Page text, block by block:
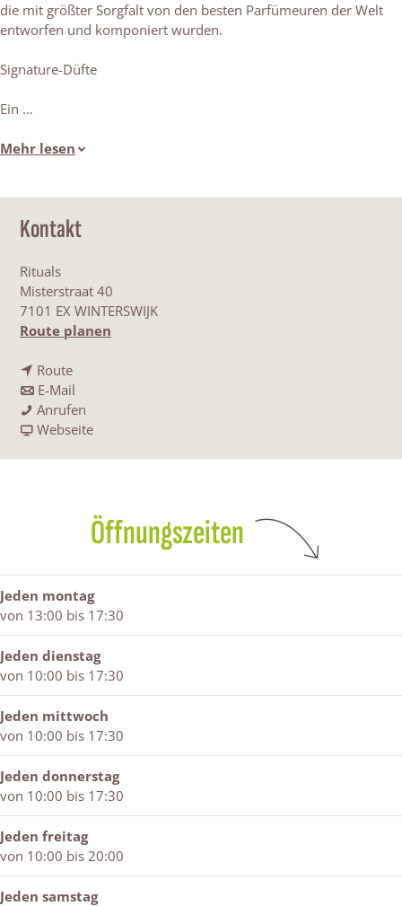
die mit größter Sorgfalt von den besten Parfümeuren der Welt
entworfen und komponiert wurden.
Signature-Düfte
Ein …
Mehr lesen
Kontakt
Rituals
Misterstraat 40
7101 EX WINTERSWIJK
Route planen
Routeb
i
s
R
E-Mail
i
s
Anrufen
i
Webseitea
u
a
Öffnungszeiten
Jeden montag
von 13:00 bis 17:30
Jeden dienstag
von 10:00 bis 17:30
Jeden mittwoch
von 10:00 bis 17:30
Jeden donnerstag
von 10:00 bis 17:30
Jeden freitag
von 10:00 bis 20:00
Jeden samstag